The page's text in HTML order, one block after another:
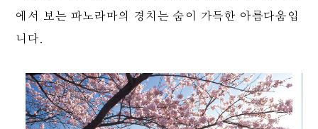
에서 보는 파노라마의 경치는 숨이 가득한 아름다움입
니다.